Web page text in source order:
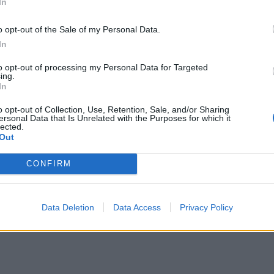
opt-out of the Sale of my Personal Data.
opt-out of processing my Personal Data for Targeted
opt-out of Collection, Use, Retention, Sale, and/or Sharing
Data that Is Unrelated with the Purposes for which it
CONFIRM
Data Deletion Data Access Privacy Policy
09 Αυγ.)
ΕΙΔΗΣΕΙΣ
Αύγ.)